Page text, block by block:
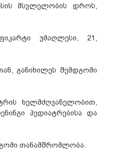
მსვლელობის დროს,
უმაღლესი, 21,
განიხილეს შემდგომი
ხელმძღვანელობით,
პედიატრებისა და
თანამშრომლობა.